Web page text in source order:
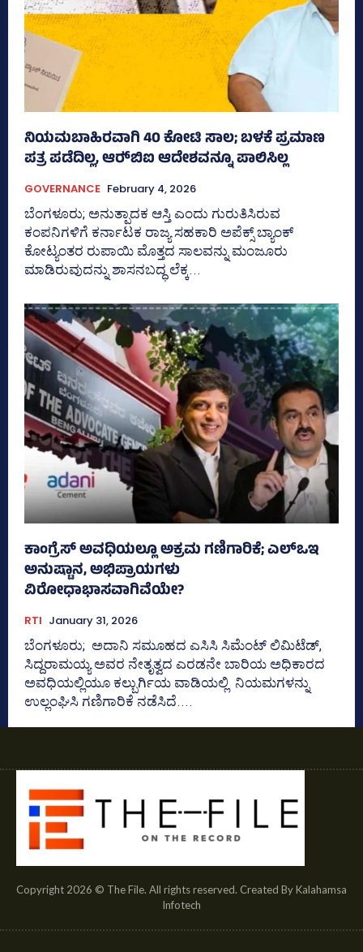
ನಿಯಮಬಾಹಿರವಾಗಿ 40 ಕೋಟಿ ಸಾಲ; ಬಳಕೆ ಪ್ರಮಾಣ
ಪತ್ರ ಪಡೆದಿಲ್ಲ, ಆರ್‍‌ಬಿಐ ಆದೇಶವನ್ನೂ ಪಾಲಿಸಿಲ್ಲ
GOVERNANCE February 4, 2026
ಬೆಂಗಳೂರು; ಅನುತ್ಪಾದಕ ಆಸ್ತಿ ಎಂದು ಗುರುತಿಸಿರುವ
ಕಂಪನಿಗಳಿಗೆ ಕರ್ನಾಟಕ ರಾಜ್ಯ ಸಹಕಾರಿ ಅಪೆಕ್ಸ್‌ ಬ್ಯಾಂಕ್‌
ಕೋಟ್ಯಂತರ ರುಪಾಯಿ ಮೊತ್ತದ ಸಾಲವನ್ನು ಮಂಜೂರು
ಮಾಡಿರುವುದನ್ನು ಶಾಸನಬದ್ಧ ಲೆಕ್ಕ...
ಕಾಂಗ್ರೆಸ್‌ ಅವಧಿಯಲ್ಲೂ ಅಕ್ರಮ ಗಣಿಗಾರಿಕೆ; ಎಲ್ಒಇ
ಅನುಷ್ಟಾನ, ಅಭಿಪ್ರಾಯಗಳು
ವಿರೋಧಾಭಾಸವಾಗಿವೆಯೇ?
RTI January 31, 2026
ಬೆಂಗಳೂರು; ಅದಾನಿ ಸಮೂಹದ ಎಸಿಸಿ ಸಿಮೆಂಟ್‌ ಲಿಮಿಟೆಡ್‌,
ಸಿದ್ದರಾಮಯ್ಯ ಅವರ ನೇತೃತ್ವದ ಎರಡನೇ ಬಾರಿಯ ಅಧಿಕಾರದ
ಅವಧಿಯಲ್ಲಿಯೂ ಕಲ್ಬುರ್ಗಿಯ ವಾಡಿಯಲ್ಲಿ ನಿಯಮಗಳನ್ನು
ಉಲ್ಲಂಘಿಸಿ ಗಣಿಗಾರಿಕೆ ನಡೆಸಿದೆ....
Copyright 2026 © The File. All rights reserved. Created By Kalahamsa
Infotech